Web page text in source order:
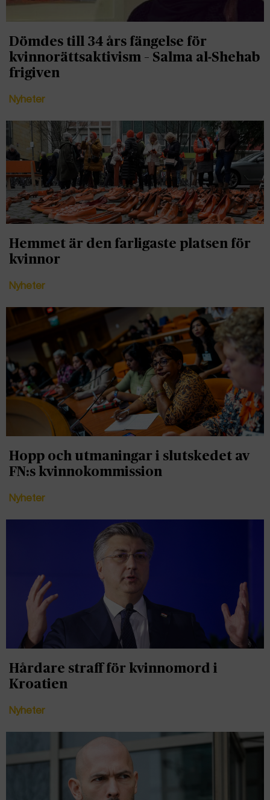
Dömdes till 34 års fängelse för
kvinnorättsaktivism – Salma al-Shehab
frigiven
Nyheter
Hemmet är den farligaste platsen för
kvinnor
Nyheter
Hopp och utmaningar i slutskedet av
FN:s kvinnokommission
Nyheter
Hårdare straff för kvinnomord i
Kroatien
Nyheter